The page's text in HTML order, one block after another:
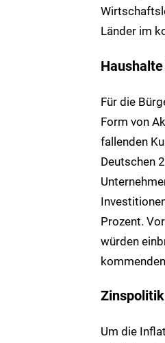
Länder im
Für die
Form von
fallenden
Deutschen
Prozent.
würden
Um die